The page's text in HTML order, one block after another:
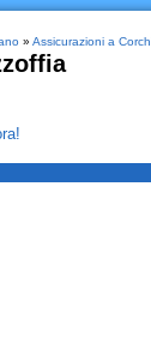
» Assicurazioni a